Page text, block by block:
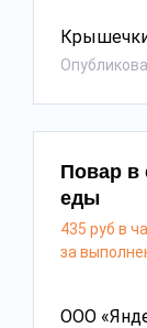
Повар в
еды
435 руб в
за
ООО